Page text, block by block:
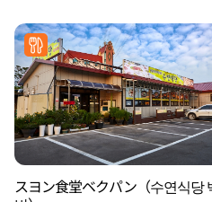
スヨン食堂ベクパン（수연식당